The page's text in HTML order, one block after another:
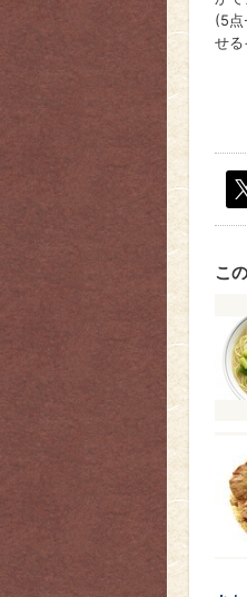
こ